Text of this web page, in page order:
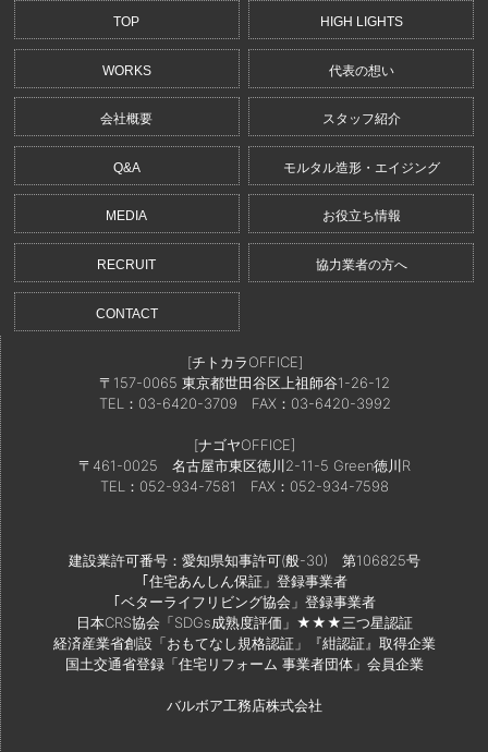
TOP HIGH LIGHTS
WORKS 代表の想い
会社概要 スタッフ紹介
Q&A モルタル造形・エイジング
MEDIA お役立ち情報
RECRUIT 協力業者の方へ
CONTACT
[チトカラOFFICE]
〒157-0065 東京都世田谷区上祖師谷1-26-12
TEL：03-6420-3709 FAX：03-6420-3992
[ナゴヤOFFICE]
〒461-0025 名古屋市東区徳川2-11-5 Green徳川R
TEL：052-934-7581
FAX：052-934-7598
建設業許可番号：愛知県知事許可(般-30) 第106825号
｢住宅あんしん保証」登録事業者
｢ベターライフリビング協会」登録事業者
日本CRS協会「SDGs成熟度評価」★★★三つ星認証
経済産業省創設「おもてなし規格認証」『紺認証』取得企業
国土交通省登録「住宅リフォーム 事業者団体」会員企業
バルボア工務店株式会社